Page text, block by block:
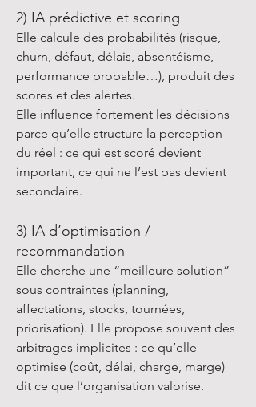
2) IA prédictive et scoring
Elle calcule des probabilités (risque,
churn, défaut, délais, absentéisme,
performance probable…), produit des
scores et des alertes.
Elle influence fortement les décisions
parce qu’elle structure la perception
du réel : ce qui est scoré devient
important, ce qui ne l’est pas devient
secondaire.
3) IA d’optimisation /
recommandation
Elle cherche une “meilleure solution”
sous contraintes (planning,
affectations, stocks, tournées,
priorisation). Elle propose souvent des
arbitrages implicites : ce qu’elle
optimise (coût, délai, charge, marge)
dit ce que l’organisation valorise.